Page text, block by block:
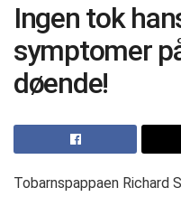
Ingen tok
symptomer
døende!
Tobarnspappaen Richard